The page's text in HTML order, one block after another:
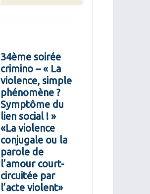
34ème soirée
crimino – « La
violence, simple
phénomène ?
Symptôme du
lien social ! »
«La violence
conjugale ou la
parole de
l’amour court-
circuitée par
l’acte violent»